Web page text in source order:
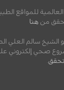
للمواقع
من هنا
سالم العلي
صحي إلكتروني
تحقق.